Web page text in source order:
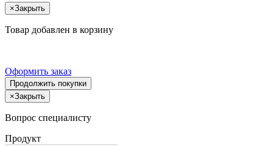
×Закрыть
Товар добавлен в корзину
Оформить заказ
Продолжить покупки
×Закрыть
Вопрос специалисту
Продукт